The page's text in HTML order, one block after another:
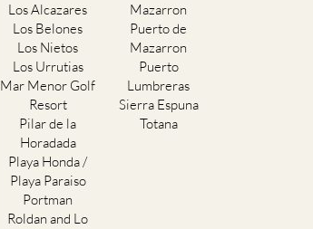
Los Alcazares
Los Belones
Los Nietos
Los Urrutias
Mar Menor Golf
Resort
Pilar de la
Horadada
Playa Honda /
Playa Paraiso
Portman
Roldan and Lo
Mazarron
Puerto de
Mazarron
Puerto
Lumbreras
Sierra Espuna
Totana